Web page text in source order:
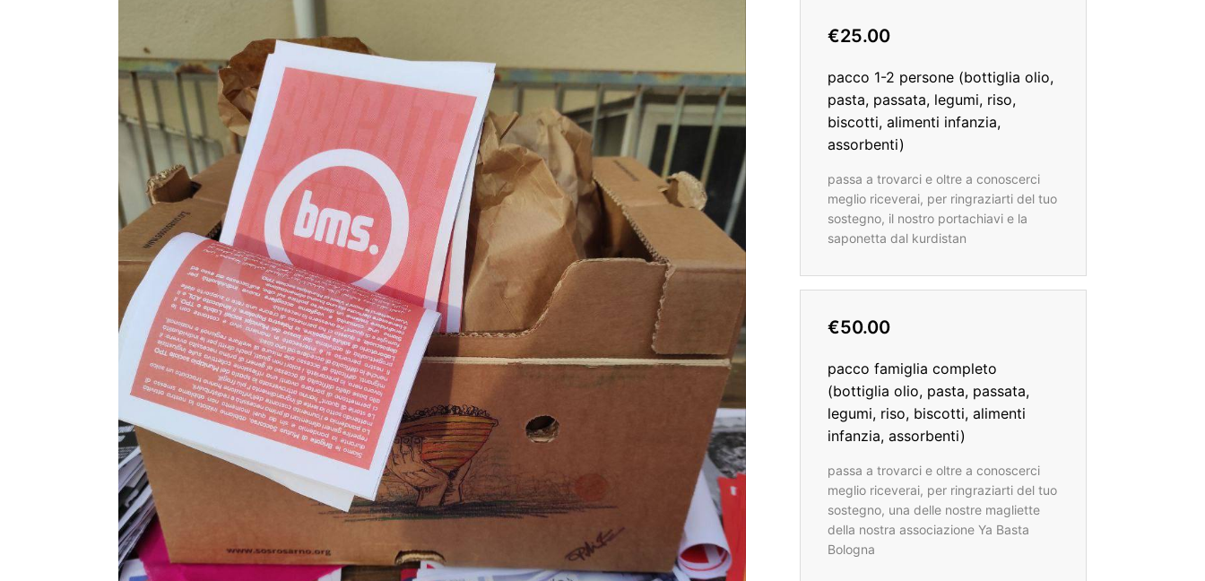
€25.00
pacco 1-2 persone (bottiglia olio,
pasta, passata, legumi, riso,
biscotti, alimenti infanzia,
assorbenti)
passa a trovarci e oltre a conoscerci
meglio riceverai, per ringraziarti del tuo
sostegno, il nostro portachiavi e la
saponetta dal kurdistan
€50.00
pacco famiglia completo
(bottiglia olio, pasta, passata,
legumi, riso, biscotti, alimenti
infanzia, assorbenti)
passa a trovarci e oltre a conoscerci
meglio riceverai, per ringraziarti del tuo
sostegno, una delle nostre magliette
della nostra associazione Ya Basta
Bologna